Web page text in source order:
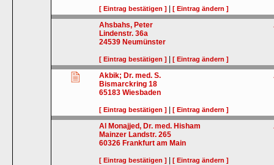
[ Eintrag bestätigen ] |[ Eintrag ändern ]
Ahsbahs, Peter
Lindenstr. 36a
24539 Neumünster
[ Eintrag bestätigen ] |[ Eintrag ändern ]
Akbik; Dr. med. S.
Bismarckring 18
65183 Wiesbaden
[ Eintrag bestätigen ] |[ Eintrag ändern ]
Al Monajjed, Dr. med. Hisham
Mainzer Landstr. 265
60326 Frankfurt am Main
[ Eintrag bestätigen ] |[ Eintrag ändern ]